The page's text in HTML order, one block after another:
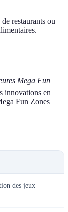
restaurants ou
Mega Fun
innovations en
Fun Zones
des jeux